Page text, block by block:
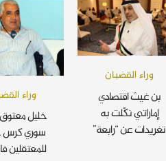
وراء القضبان
بن غيث اقتصادي
إماراتي نكّلت به
تغريدات عن “رابعة”
وراء
خليل
سوري كرس
للمعتقلين